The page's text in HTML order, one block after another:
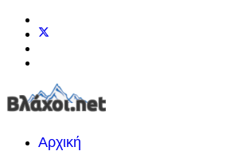
Αρχική